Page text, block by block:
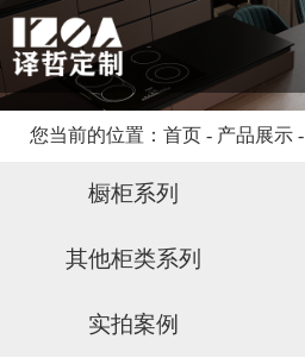
网站首页
关于我们
产品展示
合作案例
客户服务
您当前的位置： 首页 - 产品展示-
橱柜系列
其他柜类系列
实拍案例